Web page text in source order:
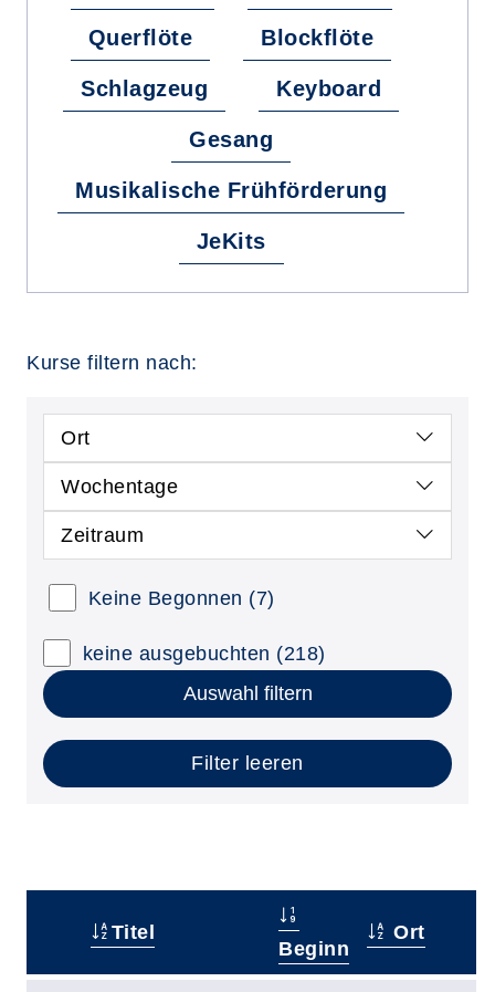
Querflöte Blockflöte
Schlagzeug Keyboard
Gesang
Musikalische Frühförderung
JeKits
Kurse filtern nach:
Ort
Wochentage
Zeitraum
Keine Begonnen (7)
keine ausgebuchten (218)
Auswahl filtern
Filter leeren
Titel
Beginn
Ort